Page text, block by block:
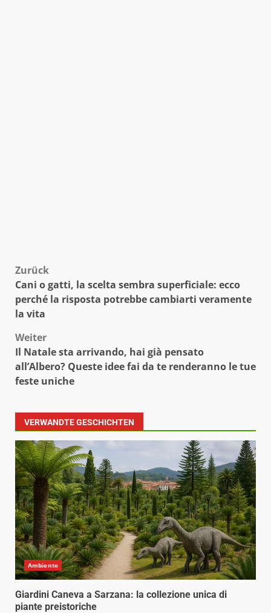
Beitragsnavigation
Zurück
Cani o gatti, la scelta sembra superficiale: ecco
perché la risposta potrebbe cambiarti veramente
la vita
Weiter
Il Natale sta arrivando, hai già pensato
all’Albero? Queste idee fai da te renderanno le tue
feste uniche
VERWANDTE GESCHICHTEN
Ambiente
Giardini Caneva a Sarzana: la collezione unica di
piante preistoriche